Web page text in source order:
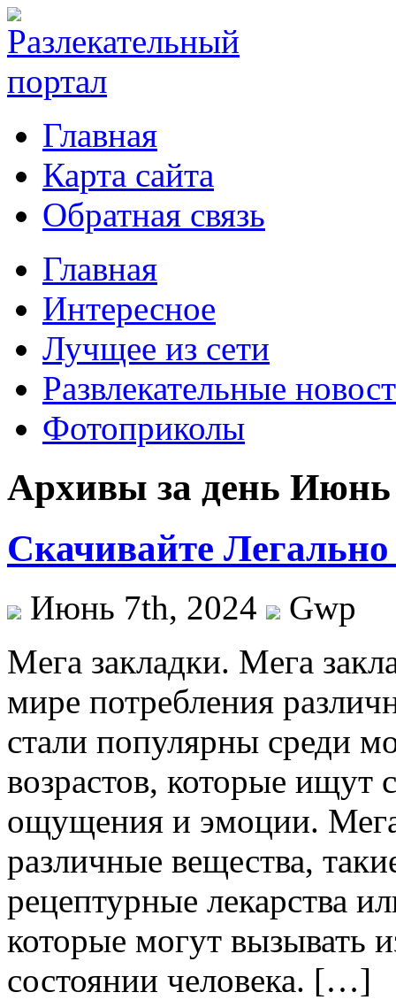
Главная
Карта сайта
Обратная связь
Главная
Интересное
Лучщее из сети
Развлекательные
Фотоприколы
Архивы за день Июнь
Скачивайте
Июнь 7th, 2024
Gwp
Мeгa зaклaдки. Мeгa
мире потребления
стали популярны среди
возрастов, которые ищут
ощущения и эмоции. Мега
различные вещества,
рецептурные лекарства
которые могут вызывать
состоянии человека. […]